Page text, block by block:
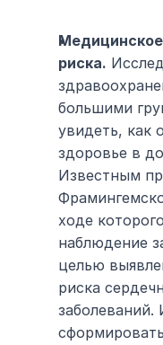
риска.
большими
увидеть, как
здоровье в
Известным
ходе
наблюдение
целью
риска
заболеваний.